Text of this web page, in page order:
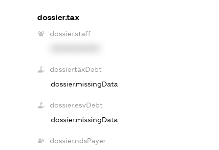
dossier.tax
dossier.staff
dossier.taxDebt
dossier.missingData
dossier.esvDebt
dossier.missingData
dossier.ndsPayer